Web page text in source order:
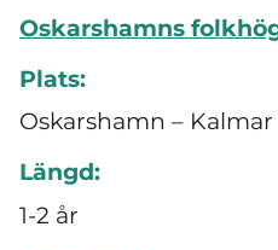
Oskarshamns
Plats:
Oskarshamn – Kalmar
Längd:
1-2 år